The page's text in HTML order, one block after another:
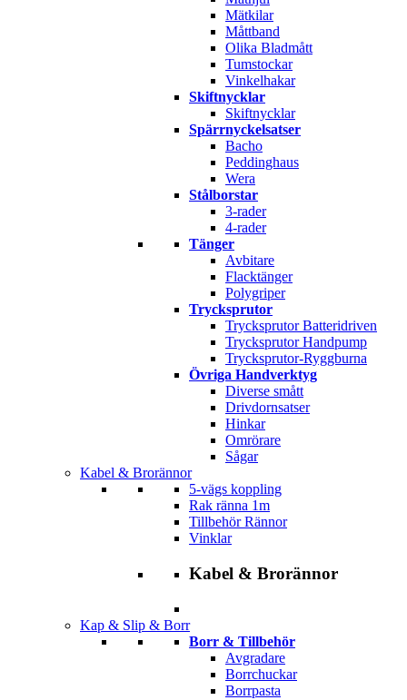
Mätkilar
Måttband
Olika Bladmått
Tumstockar
Vinkelhakar
Skiftnycklar
Skiftnycklar
Spärrnyckelsatser
Bacho
Peddinghaus
Wera
Stålborstar
3-rader
4-rader
Tänger
Avbitare
Flacktänger
Polygriper
Trycksprutor
Trycksprutor Batteridriven
Trycksprutor Handpump
Trycksprutor-Ryggburna
Övriga Handverktyg
Diverse smått
Drivdornsatser
Hinkar
Omrörare
Sågar
Kabel & Brorännor
5-vägs koppling
Rak ränna 1m
Tillbehör Rännor
Vinklar
Kabel & Brorännor
Kap & Slip & Borr
Borr & Tillbehör
Avgradare
Borrchuckar
Borrpasta